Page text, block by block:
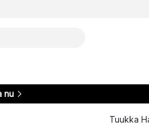
nu
Tuukka